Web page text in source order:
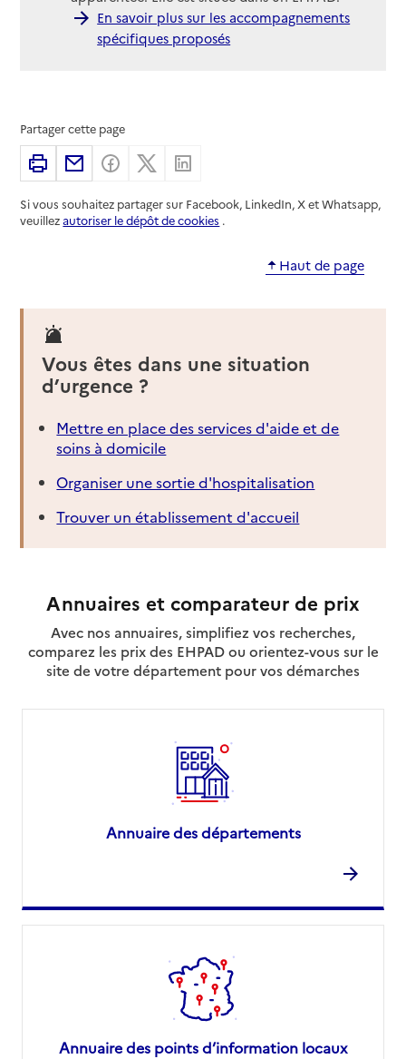
En savoir plus sur les accompagnements
spécifiques proposés
Partager cette page
ImprimerPartager par email
Partager sur Facebook
Partager sur X
Si vous souhaitez partager sur Facebook, LinkedIn, X et Whatsapp,
veuillezautoriser le dépôt de cookies .
Haut de page
Vous êtes dans une situation
d’urgence ?
Mettre en place des services d'aide et de
soins à domicile
Organiser une sortie d'hospitalisation
Trouver un établissement d'accueil
Annuaires et comparateur de prix
Avec nos annuaires, simplifiez vos recherches,
comparez les prix des EHPAD ou orientez-vous sur le
site de votre département pour vos démarches
Annuaire des départements
Annuaire des points d’information locaux